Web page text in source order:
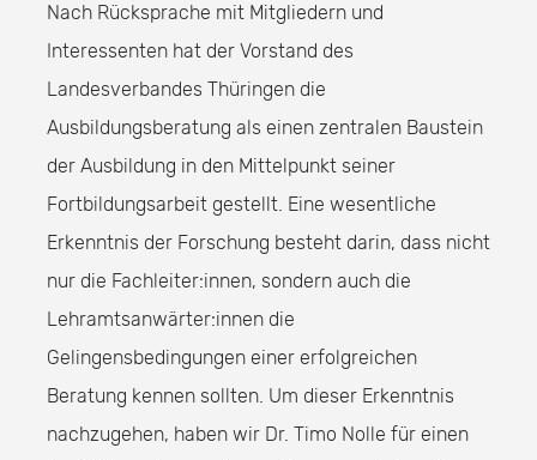
Nach Rücksprache mit Mitgliedern und
Interessenten hat der Vorstand des
Landesverbandes Thüringen die
Ausbildungsberatung als einen zentralen Baustein
der Ausbildung in den Mittelpunkt seiner
Fortbildungsarbeit gestellt. Eine wesentliche
Erkenntnis der Forschung besteht darin, dass nicht
nur die Fachleiter:innen, sondern auch die
Lehramtsanwärter:innen die
Gelingensbedingungen einer erfolgreichen
Beratung kennen sollten. Um dieser Erkenntnis
nachzugehen, haben wir Dr. Timo Nolle für einen